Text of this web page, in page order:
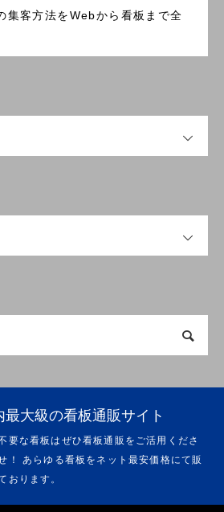
集客方法をWebから看板まで全
最大級の看板通販サイト
要な看板はぜひ看板通販をご活用くださ
！ あらゆる看板をネット最安価格にて販
おります。